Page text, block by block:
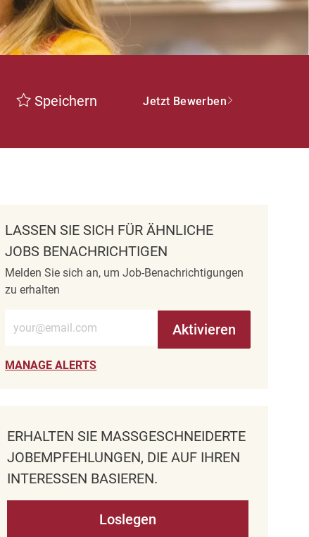
Speichern Jetzt Bewerben
LASSEN SIE SICH FÜR ÄHNLICHE
JOBS BENACHRICHTIGEN
Melden Sie sich an, um Job-Benachrichtigungen
zu erhalten
E-Mail-Adresse eingeben (erforderlich)
Aktivieren
MANAGE ALERTS
ERHALTEN SIE MASSGESCHNEIDERTE J
OBEMPFEHLUNGEN, DIE AUF IHREN I
NTERESSEN BASIEREN.
Loslegen